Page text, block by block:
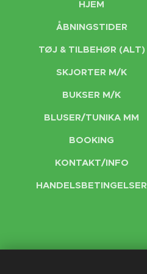
HJEM
ÅBNINGSTIDER
TØJ & TILBEHØR (ALT)
SKJORTER M/K
BUKSER M/K
BLUSER/TUNIKA MM
BOOKING
KONTAKT/INFO
HANDELSBETINGELSER